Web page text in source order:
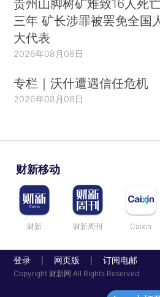
贵州山脚树矿难致16人死
三年 矿长涉罪被罢免全国
大代表
2026年08月08日
专栏｜沃什遭遇信任危机
2026年08月08日
财新移动
财新 财新周刊 Caixin
登录 网页版 订阅电邮
Copyright 财新网 All Rights Reserved